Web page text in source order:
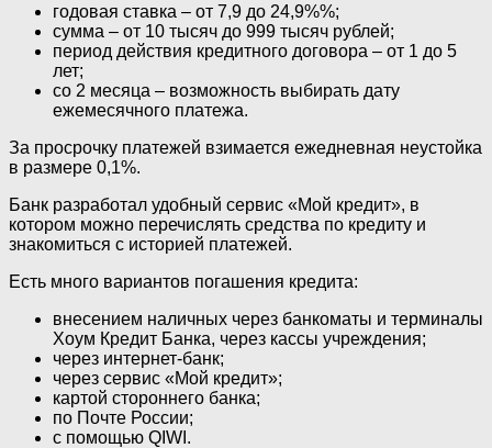
годовая ставка – от 7,9 до 24,9%%;
сумма – от 10 тысяч до 999 тысяч рублей;
период действия кредитного договора – от 1 до 5
лет;
со 2 месяца – возможность выбирать дату
ежемесячного платежа.
За просрочку платежей взимается ежедневная неустойка
в размере 0,1%.
Банк разработал удобный сервис «Мой кредит», в
котором можно перечислять средства по кредиту и
знакомиться с историей платежей.
Есть много вариантов погашения кредита:
внесением наличных через банкоматы и терминалы
Хоум Кредит Банка, через кассы учреждения;
через интернет-банк;
через сервис «Мой кредит»;
картой стороннего банка;
по Почте России;
с помощью QIWI.